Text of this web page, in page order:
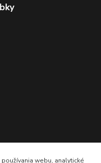
webu, analytické